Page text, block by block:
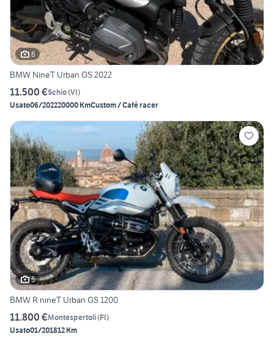
6
BMW NineT Urban GS 2022
11.500 €Schio(VI)
Usato06/202220000 KmCustom / Café racer
5
BMW R nineT Urban GS 1200
11.800 €Montespertoli(FI)
Usato01/201812 Km